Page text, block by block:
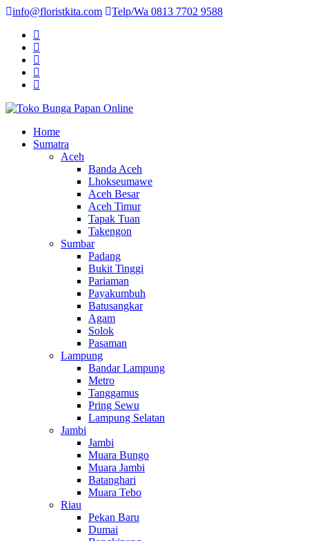
info@floristkita.com Telp/Wa 0813 7702 9588
Toko Bunga Papan Online
Karangan Bunga Kirim Langsung – Cepat di Medan
Home
Sumatra
Aceh
Banda Aceh
Lhokseumawe
Aceh Besar
Aceh Timur
Tapak Tuan
Takengon
Sumbar
Padang
Bukit Tinggi
Pariaman
Payakumbuh
Batusangkar
Agam
Solok
Pasaman
Lampung
Bandar Lampung
Metro
Tanggamus
Pring Sewu
Lampung Selatan
Jambi
Jambi
Muara Bungo
Muara Jambi
Batanghari
Muara Tebo
Riau
Pekan Baru
Dumai